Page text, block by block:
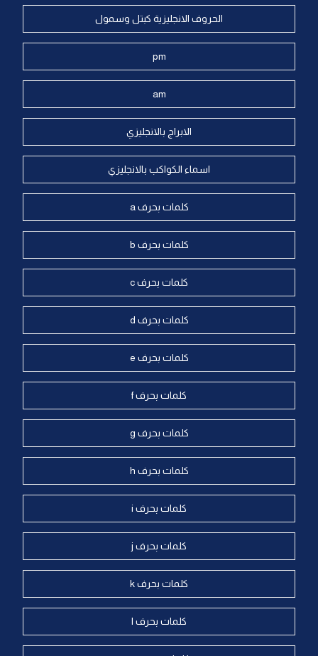
الحروف الانجليزية كبتل وسمول
pm
am
الابراج بالانجليزي
اسماء الكواكب بالانجليزي
كلمات بحرف a
كلمات بحرف b
كلمات بحرف c
كلمات بحرف d
كلمات بحرف e
كلمات بحرف f
كلمات بحرف g
كلمات بحرف h
كلمات بحرف i
كلمات بحرف j
كلمات بحرف k
كلمات بحرف l